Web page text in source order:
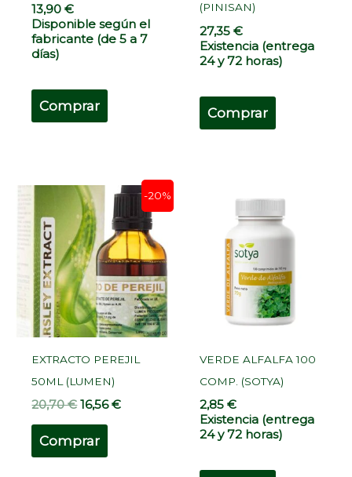
13,90€
Disponible según el
fabricante (de 5 a 7
días)
Comprar
(PINISAN)
27,35€
Existencia (entrega
24 y 72 horas)
Comprar
-20%
EXTRACTO PEREJIL
50ML (LUMEN)
20,70€
El
precio
original
era:
20,70 €.
16,56€
El
precio
actual
es:
16,56 €.
Comprar
VERDE ALFALFA 100
COMP. (SOTYA)
2,85€
Existencia (entrega
24 y 72 horas)